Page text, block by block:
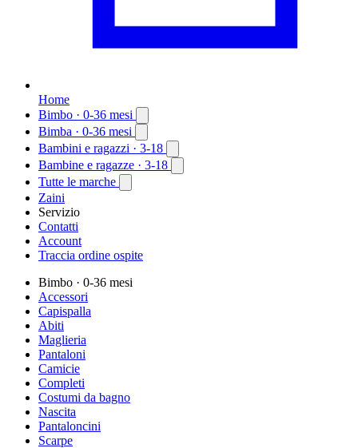
Home
Bimbo · 0-36 mesi
Bimba · 0-36 mesi
Bambini e ragazzi · 3-18
Bambine e ragazze · 3-18
Tutte le marche
Zaini
Servizio
Contatti
Account
Traccia ordine ospite
Bimbo · 0-36 mesi
Accessori
Capispalla
Abiti
Maglieria
Pantaloni
Camicie
Completi
Costumi da bagno
Nascita
Pantaloncini
Scarpe